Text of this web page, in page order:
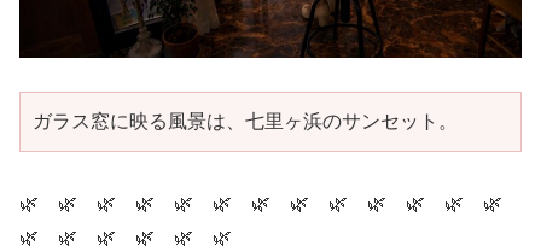
ガラス窓に映る風景は、七里ヶ浜のサンセット。
🌿 🌿 🌿 🌿 🌿 🌿 🌿 🌿 🌿 🌿 🌿 🌿 🌿
🌿 🌿 🌿 🌿 🌿 🌿